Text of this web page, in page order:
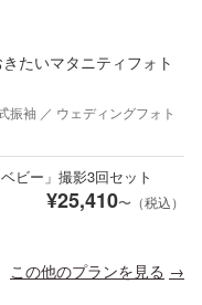
たいマタニティフォト
振袖 ／ ウェディングフォト
ビー」撮影3回セット
¥25,410〜（税込）
この他のプランを見る